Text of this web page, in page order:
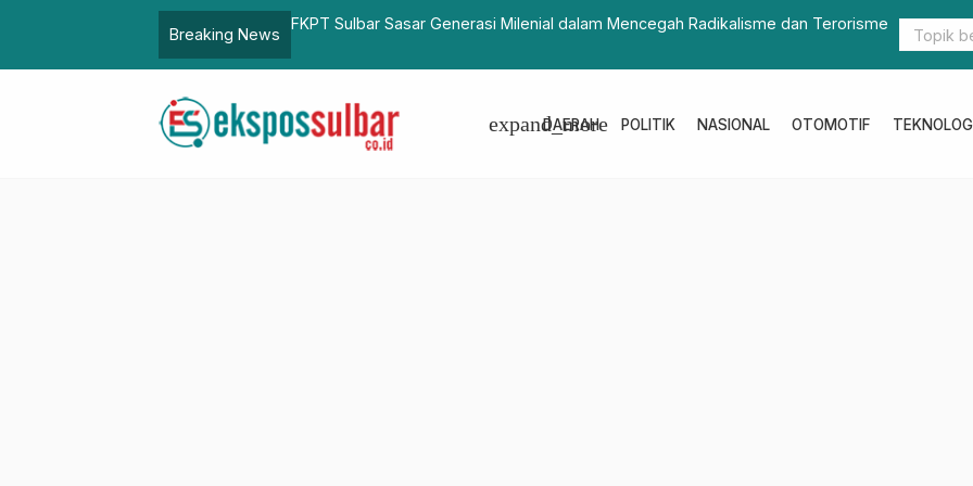
Breaking News
Sulbar Sasar Generasi Milenial dalam Mencegah Radikalisme dan TerorismeTMMD Rampungkan Talud Perkuat Jalan
DAERAH
expand_more POLITIK NASIONAL OTOMOTIF